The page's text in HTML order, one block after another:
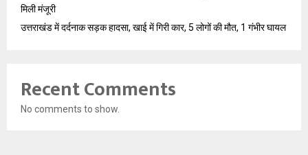
मिली मंजूरी
उत्तराखंड में दर्दनाक सड़क हादसा, खाई में गिरी कार, 5 लोगों की मौत, 1 गंभीर घायल
Recent Comments
No comments to show.